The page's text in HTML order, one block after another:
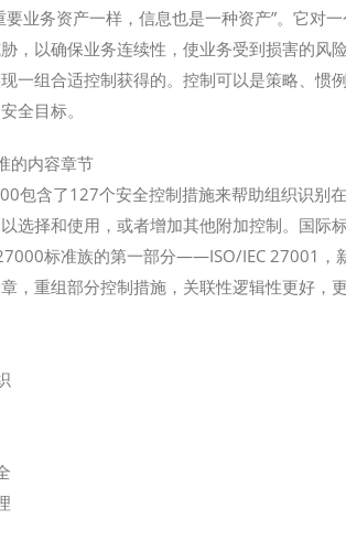
要业务资产一样，信息也是一种资产”。它对
，以确保业务连续性，使业务受到损害的风
一组合适控制获得的。控制可以是策略、
全目标。
的内容章节
包含了127个安全控制措施来帮助组织识别
选择和使用，或者增加其他附加控制。国
标准族的第一部分——ISO/IEC 27001，
，重组部分控制措施，关联性逻辑性更好